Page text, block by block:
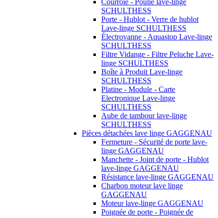
SCHULTHESS
Porte - Hublot - Verre de hublot
Lave-linge SCHULTHESS
Électrovanne - Aquastop Lave-linge
SCHULTHESS
Filtre Vidange - Filtre Peluche Lave-
linge SCHULTHESS
Boîte à Produit Lave-linge
SCHULTHESS
Platine - Module - Carte
Electronique Lave-linge
SCHULTHESS
Aube de tambour lave-linge
SCHULTHESS
Pièces détachées lave linge GAGGENAU
Fermeture - Sécurité de porte lave-
linge GAGGENAU
Manchette - Joint de porte - Hublot
lave-linge GAGGENAU
Résistance lave-linge GAGGENAU
Charbon moteur lave linge
GAGGENAU
Moteur lave-linge GAGGENAU
Poignée de porte - Poignée de